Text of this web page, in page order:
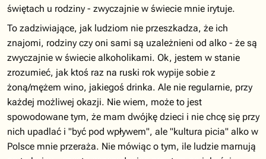
świętach u rodziny - zwyczajnie w świecie mnie irytuje.
To zadziwiające, jak ludziom nie przeszkadza, że ich
znajomi, rodziny czy oni sami są uzależnieni od alko - że są
zwyczajnie w świecie alkoholikami. Ok, jestem w stanie
zrozumieć, jak ktoś raz na ruski rok wypije sobie z
żoną/mężem wino, jakiegoś drinka. Ale nie regularnie, przy
każdej możliwej okazji. Nie wiem, może to jest
spowodowane tym, że mam dwójkę dzieci i nie chcę się przy
nich upadlać i "być pod wpływem", ale "kultura picia" alko w
Polsce mnie przeraża. Nie mówiąc o tym, ile ludzie marnują